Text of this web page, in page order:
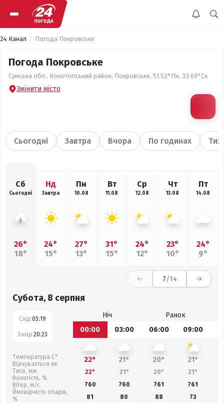
24 Канал Погода Покровське
Погода Покровське
Сумська обл., Конотопський район, Покровське, 51.52°Пн, 33.69°Сх
Змінити місто
Сьогодні Завтра Вчора По годинах
Сб
Сьогодні
26°
18°
Нд
Завтра
24°
15°
Пн
10.08
27°
13°
Вт
11.08
31°
15°
Ср
12.08
24°
12°
Чт
13.08
23°
10°
Пт
14.08
24°
9°
7/14
Субота, 8 серпня
Схід:05:19
Захід:20:23
Температура С°
Відчувається як
Тиск, мм
Вологість, %
Вітер, м/с
Ймовірність опадів,
%
Ніч
Ранок
00:00
03:00 06:00 09:00
22° 21° 20° 21°
22° 21° 20° 21°
760
760 761 761
81
80 88 73